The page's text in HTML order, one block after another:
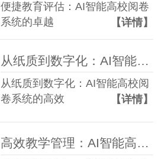
便捷教育评估：AI智能高校阅卷
系统的卓越
【详情】
从纸质到数字化：AI智能高校阅
卷系统的高效
【详情】
高效教学管理：AI智能高校阅卷系统的独特